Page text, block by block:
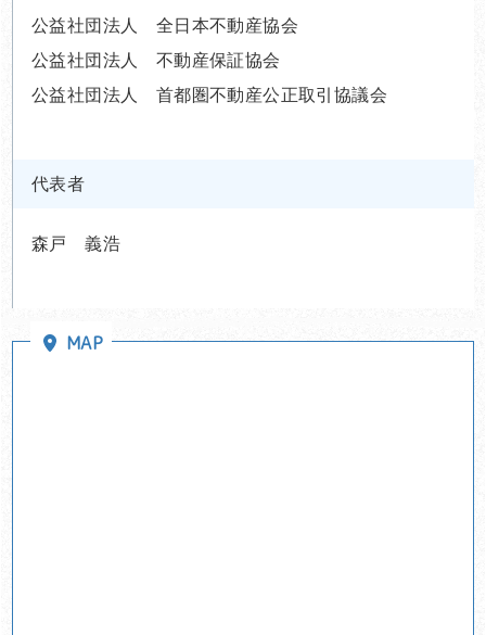
公益社団法人 全日本不動産協会
公益社団法人 不動産保証協会
公益社団法人 首都圏不動産公正取引協議会
代表者
森戸 義浩
MAP